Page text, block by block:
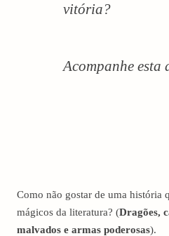
vitória?
Acompanhe esta
Como não gostar de uma história
mágicos da literatura? (Dragões,
malvados e armas poderosas).